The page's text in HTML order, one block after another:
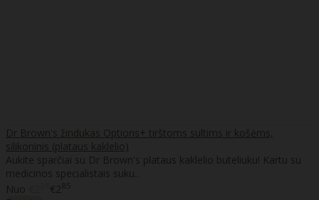
Dr Brown's žindukas Options+ tirštoms sultims ir košėms,
silikoninis (plataus kaklelio)
Aukite sparčiai su Dr Brown's plataus kaklelio buteliuku! Kartu su
medicinos specialistais suku..
Nuo
€285